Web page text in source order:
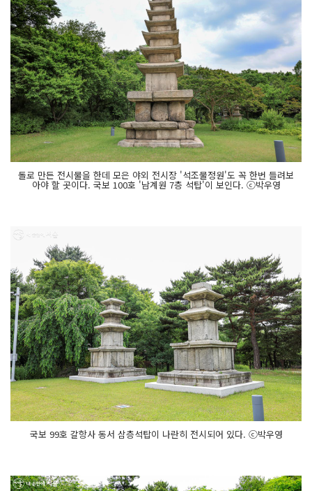
돌로 만든 전시물을 한데 모은 야외 전시장 '석조물정원'도 꼭 한번 들려보
아야 할 곳이다. 국보 100호 '남계원 7층 석탑'이 보인다. ⓒ박우영
국보 99호 갈항사 동서 삼층석탑이 나란히 전시되어 있다. ⓒ박우영